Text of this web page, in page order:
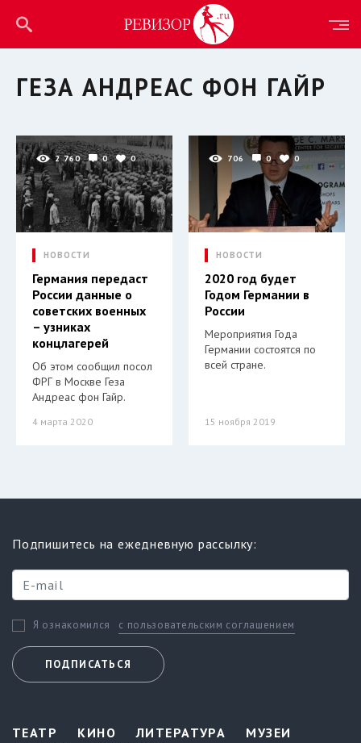
ГЕЗА АНДРЕАС ФОН ГАЙР
2 760 0 0
НОВОСТИ
Германия передаст
России данные о
советских военных
– узниках
концлагерей
Об этом сообщил посол
ФРГ в Москве Геза
Андреас фон Гайр.
4 марта 2020
706 0 0
НОВОСТИ
2020 год будет
Годом Германии в
России
Мероприятия Года
Германии состоятся по
всей стране.
15 ноября 2019
Подпишитесь на ежедневную рассылку:
Я ознакомился с пользовательским соглашением
ПОДПИСАТЬСЯ
ТЕАТР КИНО ЛИТЕРАТУРА
МУЗЕИ